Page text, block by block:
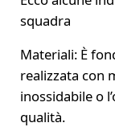
squadra
Materiali: È
realizzata con
inossidabile o
qualità.